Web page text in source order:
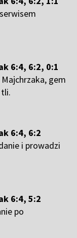
6:4, 6:2, 0:1
gem
6:4, 6:2
i prowadzi
6:4, 5:2
po